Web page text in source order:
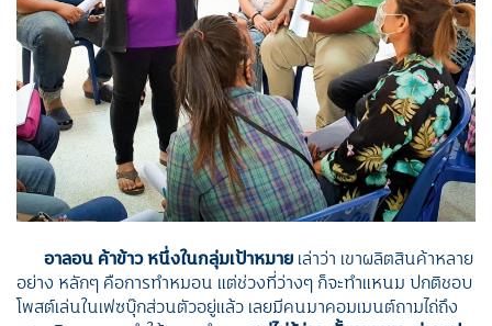
อาลอน ค้าข้าว หนึ่งในกลุ่มเป้าหมาย เล่าว่า เขาผลิตสินค้าหลาย
อย่าง หลักๆ คือการทำหมอน แต่ช่วงที่ว่างๆ ก็จะทำแหนม ปกติชอบ
โพสต์เล่นในเฟซบุ๊กส่วนตัวอยู่แล้ว เลยมีคนมาคอมเมนต์ถามไถ่ถึง